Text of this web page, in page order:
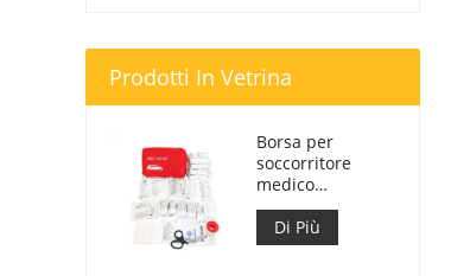
Prodotti In Vetrina
Borsa per
soccorritore
medico
personalizzata
per kit di pronto
soccorso per
Di Più